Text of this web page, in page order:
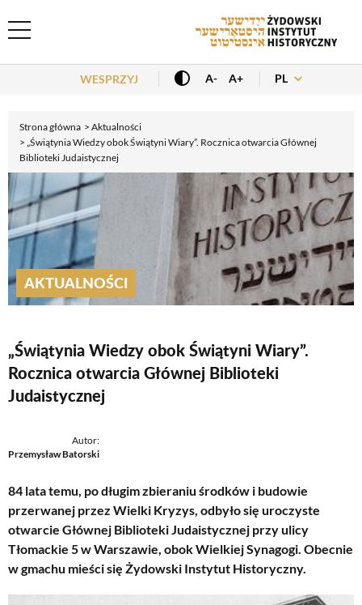
Header Menu
WESPRZYJ A- A+ PL
Strona główna
Aktualności
„Świątynia Wiedzy obok Świątyni Wiary”. Rocznica otwarcia Głównej
Biblioteki Judaistycznej
AKTUALNOŚCI
„Świątynia Wiedzy obok Świątyni Wiary”.
Rocznica otwarcia Głównej Biblioteki
Judaistycznej
Autor:
Przemysław Batorski
84 lata temu, po długim zbieraniu środków i budowie
przerwanej przez Wielki Kryzys, odbyło się uroczyste
otwarcie Głównej Biblioteki Judaistycznej przy ulicy
Tłomackie 5 w Warszawie, obok Wielkiej Synagogi. Obecnie
w gmachu mieści się Żydowski Instytut Historyczny.